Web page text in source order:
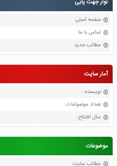
نوار جهت یابی
صفحه اصلی
تماس با ما
مطالب جدید
آمار سایت
نویسنده :
تعداد موضواعات :
سال افتتاح :
موضوعات
مطالب سایت